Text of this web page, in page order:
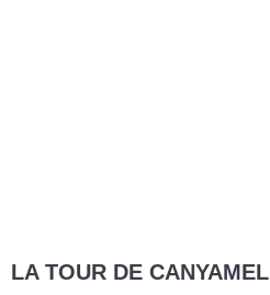
LA TOUR DE CANYAMEL